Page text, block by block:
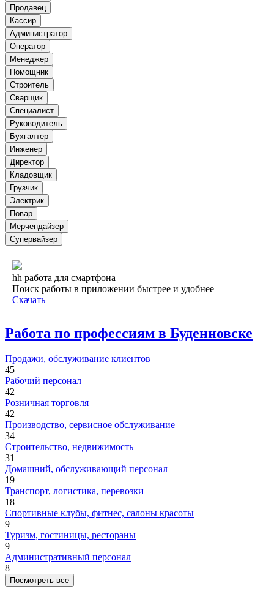
Продавец
Кассир
Администратор
Оператор
Менеджер
Помощник
Строитель
Сварщик
Специалист
Руководитель
Бухгалтер
Инженер
Директор
Кладовщик
Грузчик
Электрик
Повар
Мерчендайзер
Супервайзер
hh работа для смартфона
Поиск работы в приложении быстрее и удобнее
Скачать
Работа по профессиям в Буденновске
Продажи, обслуживание клиентов
45
Рабочий персонал
42
Розничная торговля
42
Производство, сервисное обслуживание
34
Строительство, недвижимость
31
Домашний, обслуживающий персонал
19
Транспорт, логистика, перевозки
18
Спортивные клубы, фитнес, салоны красоты
9
Туризм, гостиницы, рестораны
9
Административный персонал
8
Посмотреть все